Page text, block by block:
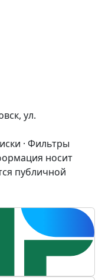
ул.
· Фильтры
носит
публичной